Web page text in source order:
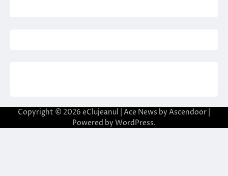
Copyright © 2026 eClujeanul | Ace News by Ascendoor
Powered by WordPress.